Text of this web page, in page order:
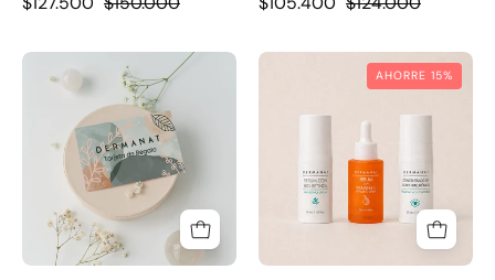
Tarjeta
de
regalo
KIT
|
DERMANAT
AHORRE 15%